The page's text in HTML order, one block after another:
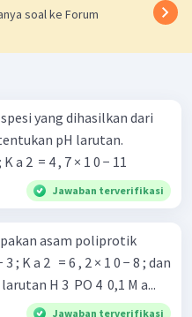
soal ke Forum
yang dihasilkan dari
tentukan pH larutan.
a 2 ​ = 4 , 7 × 1 0 − 11
Jawaban terverifikasi
asam poliprotik
; K a 2 ​ ​ = 6 , 2 × 1 0 − 8 ; dan
H 3 ​ PO 4 ​ 0,1 M a...
Jawaban terverifikasi